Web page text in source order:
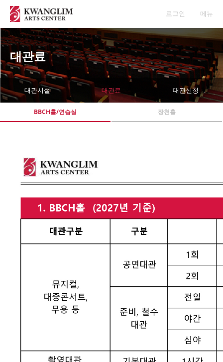
로그인 메뉴
대관료
대관시설 대관료 대관신청
BBCH홀/연습실 장천홀